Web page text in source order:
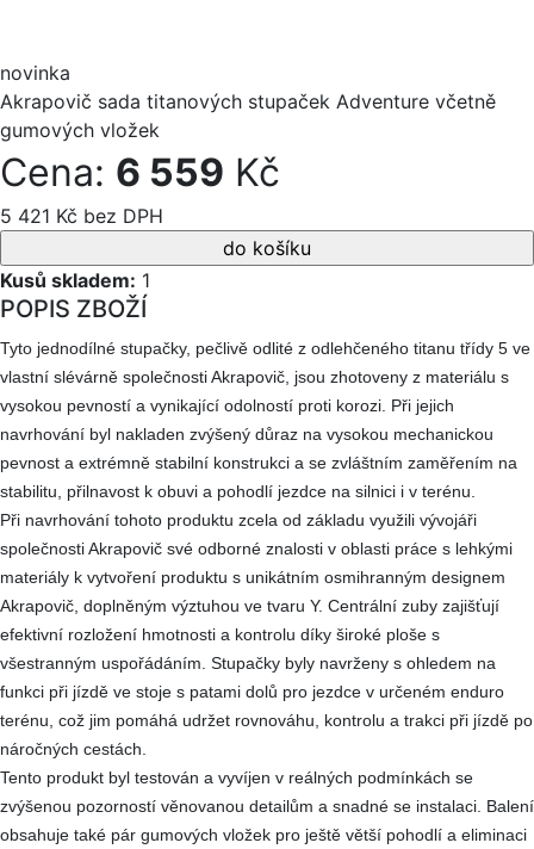
novinka
Akrapovič sada titanových stupaček Adventure včetně
gumových vložek
Cena: 6 559 Kč
5 421 Kč bez DPH
Kusů skladem: 1
POPIS ZBOŽÍ
Tyto jednodílné stupačky, pečlivě odlité z odlehčeného titanu třídy 5 ve
vlastní slévárně společnosti Akrapovič, jsou zhotoveny z materiálu s
vysokou pevností a vynikající odolností proti korozi. Při jejich
navrhování byl nakladen zvýšený důraz na vysokou mechanickou
pevnost a extrémně stabilní konstrukci a se zvláštním zaměřením na
stabilitu, přilnavost k obuvi a pohodlí jezdce na silnici i v terénu.
Při navrhování tohoto produktu zcela od základu využili vývojáři
společnosti Akrapovič své odborné znalosti v oblasti práce s lehkými
materiály k vytvoření produktu s unikátním osmihranným designem
Akrapovič, doplněným výztuhou ve tvaru Y. Centrální zuby zajišťují
efektivní rozložení hmotnosti a kontrolu díky široké ploše s
všestranným uspořádáním. Stupačky byly navrženy s ohledem na
funkci při jízdě ve stoje s patami dolů pro jezdce v určeném enduro
terénu, což jim pomáhá udržet rovnováhu, kontrolu a trakci při jízdě po
náročných cestách.
Tento produkt byl testován a vyvíjen v reálných podmínkách se
zvýšenou pozorností věnovanou detailům a snadné se instalaci. Balení
obsahuje také pár gumových vložek pro ještě větší pohodlí a eliminaci